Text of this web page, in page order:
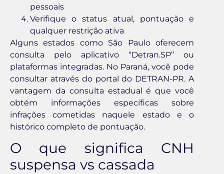
pessoais
Verifique o status atual, pontuação e
qualquer restrição ativa
Alguns estados como São Paulo oferecem
consulta pelo aplicativo “Detran.SP” ou
plataformas integradas. No Paraná, você pode
consultar através do portal do DETRAN-PR. A
vantagem da consulta estadual é que você
obtém informações específicas sobre
infrações cometidas naquele estado e o
histórico completo de pontuação.
O que significa CNH
suspensa vs cassada